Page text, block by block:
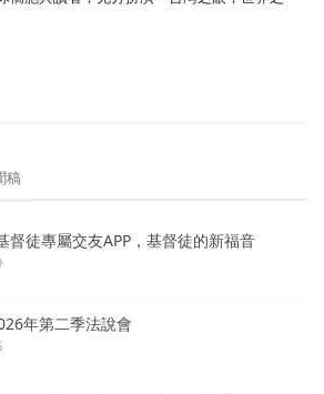
稿
督徒專屬交友APP，基督徒的新福音
年第二季法說會